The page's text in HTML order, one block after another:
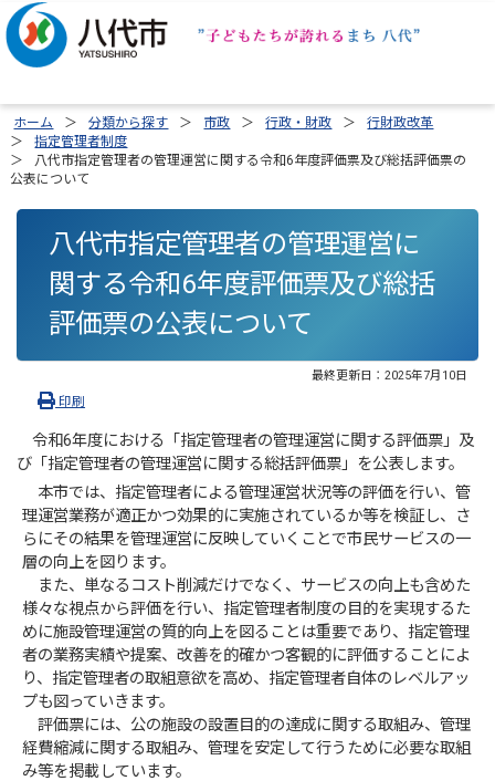
ホーム 分類から探す 市政 行政・財政
行財政改革
指定管理者制度
八代市指定管理者の管理運営に関する令和6年度評価票及び総括評価票の
公表について
八代市指定管理者の管理運営に
関する令和6年度評価票及び総括
評価票の公表について
最終更新日： 2025年7月10日
印刷
令和6年度における「指定管理者の管理運営に関する評価票」及
び「指定管理者の管理運営に関する総括評価票」を公表します。
本市では、指定管理者による管理運営状況等の評価を行い、管
理運営業務が適正かつ効果的に実施されているか等を検証し、さ
らにその結果を管理運営に反映していくことで市民サービスの一
層の向上を図ります。
また、単なるコスト削減だけでなく、サービスの向上も含めた
様々な視点から評価を行い、指定管理者制度の目的を実現するた
めに施設管理運営の質的向上を図ることは重要であり、指定管理
者の業務実績や提案、改善を的確かつ客観的に評価することによ
り、指定管理者の取組意欲を高め、指定管理者自体のレベルアッ
プも図っていきます。
評価票には、公の施設の設置目的の達成に関する取組み、管理
経費縮減に関する取組み、管理を安定して行うために必要な取組
み等を掲載しています。